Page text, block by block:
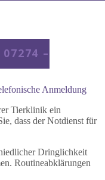
–
Anmeldung​
Tierklinik ein
dass der Notdienst für
Dringlichkeit
Routineabklärungen